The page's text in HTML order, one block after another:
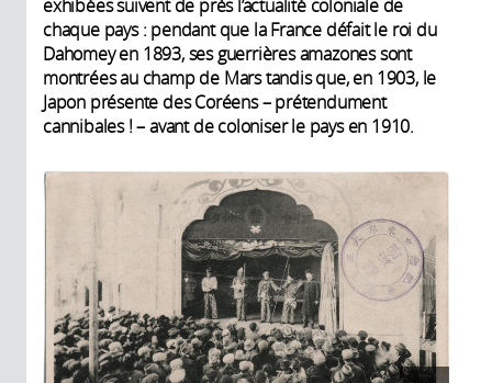
exhibées suivent de près l’actualité coloniale de
chaque pays : pendant que la France défait le roi du
Dahomey en 1893, ses guerrières amazones sont
montrées au champ de Mars tandis que, en 1903, le
Japon présente des Coréens – prétendument
cannibales ! – avant de coloniser le pays en 1910.